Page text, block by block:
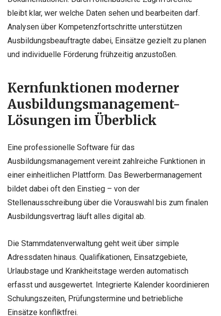
bleibt klar, wer welche Daten sehen und bearbeiten darf.
Analysen über Kompetenzfortschritte unterstützen
Ausbildungsbeauftragte dabei, Einsätze gezielt zu planen
und individuelle Förderung frühzeitig anzustoßen.
Kernfunktionen moderner
Ausbildungsmanagement-
Lösungen im Überblick
Eine professionelle Software für das
Ausbildungsmanagement vereint zahlreiche Funktionen in
einer einheitlichen Plattform. Das Bewerbermanagement
bildet dabei oft den Einstieg – von der
Stellenausschreibung über die Vorauswahl bis zum finalen
Ausbildungsvertrag läuft alles digital ab.
Die Stammdatenverwaltung geht weit über simple
Adressdaten hinaus. Qualifikationen, Einsatzgebiete,
Urlaubstage und Krankheitstage werden automatisch
erfasst und ausgewertet. Integrierte Kalender koordinieren
Schulungszeiten, Prüfungstermine und betriebliche
Einsätze konfliktfrei.